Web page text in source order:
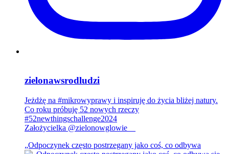
zielonawsrodludzi
Jeżdżę na #mikrowyprawy i inspiruję do życia bliżej natury.
Co roku próbuję 52 nowych rzeczy
#52newthingschallenge2024
Założycielka @zielonowglowie__
„Odpoczynek często postrzegany jako coś, co odbywa